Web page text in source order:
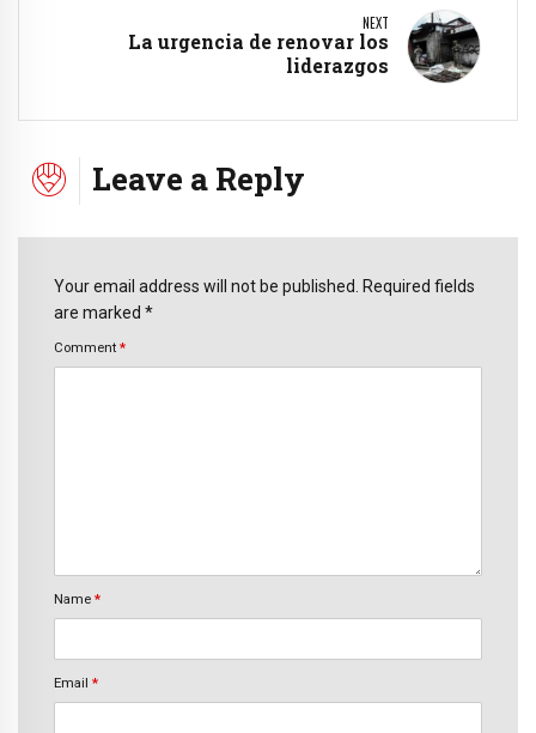
NEXT
La urgencia de renovar los
liderazgos
Leave a Reply
Your email address will not be published. Required fields
are marked *
Comment *
Name *
Email *